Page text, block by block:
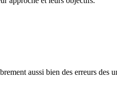
aussi bien des erreurs des